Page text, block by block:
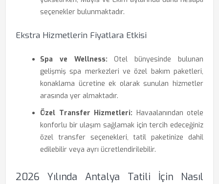
seçenekler bulunmaktadır.
Ekstra Hizmetlerin Fiyatlara Etkisi
Spa ve Wellness: Otel bünyesinde bulunan
gelişmiş spa merkezleri ve özel bakım paketleri,
konaklama ücretine ek olarak sunulan hizmetler
arasında yer almaktadır.
Özel Transfer Hizmetleri: Havaalanından otele
konforlu bir ulaşım sağlamak için tercih edeceğiniz
özel transfer seçenekleri, tatil paketinize dahil
edilebilir veya ayrı ücretlendirilebilir.
2026 Yılında Antalya Tatili İçin Nasıl